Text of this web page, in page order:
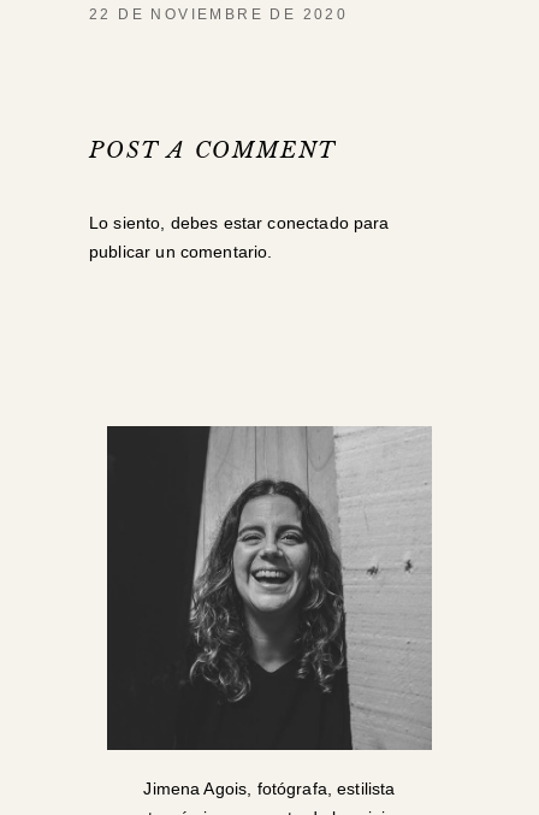
22 DE NOVIEMBRE DE 2020
POST A COMMENT
Lo siento, debes estarconectadopara
publicar un comentario.
Jimena Agois, fotógrafa, estilista